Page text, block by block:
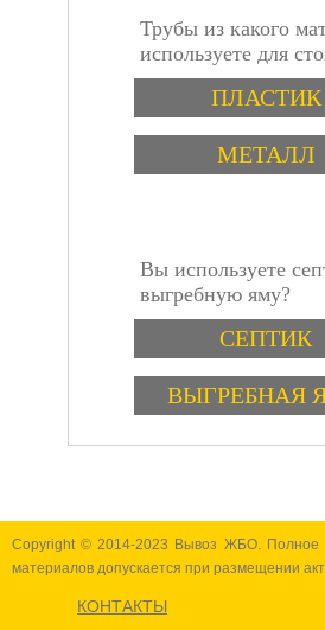
инструкция
Трубы из какого
используете для
ВариантыПЛАСТИК
МЕТАЛЛ
Вы используете
выгребную яму?
ВариантыСЕПТИК
ВЫГРЕБНАЯ
Copyright © 2014-2023 Вывоз ЖБО. Полное
материалов допускается при размещении
КОНТАКТЫ